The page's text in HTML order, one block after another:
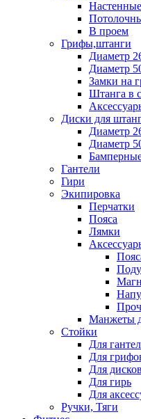
Настенные
В проем
Грифы,штанги
Диаметр
Диаметр
Замки на
Штанга в
Диски для
Диаметр
Диаметр
Гантели
Гири
Экипировка
Перчатки
Пояса
Лямки
Манжеты
Стойки
Для
Для
Для дисков
Для гирь
Для
Ручки, Тяги